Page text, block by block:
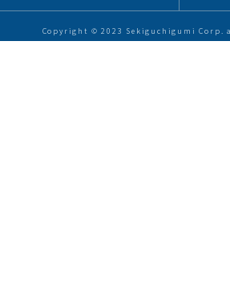
Copyright © 2023 Sekiguchigumi Corp.